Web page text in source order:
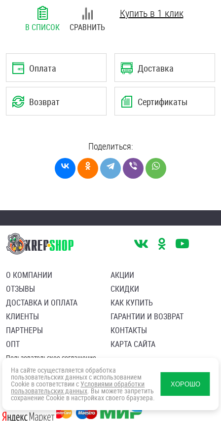
Штифты и пальцы
В СПИСОК СРАВНИТЬ
Купить в 1 клик
Оплата Доставка
Возврат Сертификаты
Поделиться:
О КОМПАНИИ
ОТЗЫВЫ
ДОСТАВКА И ОПЛАТА
КЛИЕНТЫ
ПАРТНЕРЫ
ОПТ
АКЦИИ
СКИДКИ
КАК КУПИТЬ
ГАРАНТИИ И ВОЗВРАТ
КОНТАКТЫ
КАРТА САЙТА
Пользовательское соглашение
Согласие посетителя сайта на обработку персональных данны
На сайте осуществляется обработка
пользовательских данных с использованием
Cookie в соответствии с Условиями обработки
пользовательских данных. Вы можете запретить
сохранение Cookie в настройках своего браузера.
ХОРОШО